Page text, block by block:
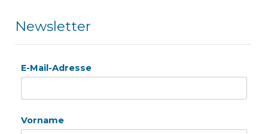
Newsletter
E-Mail-Adresse
Vorname